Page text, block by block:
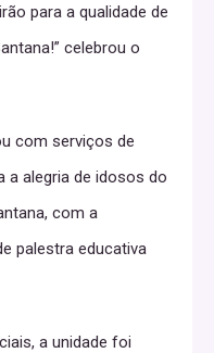
para a qualidade de
celebrou o
com serviços de
a alegria de idosos do
com a
palestra educativa
a unidade foi